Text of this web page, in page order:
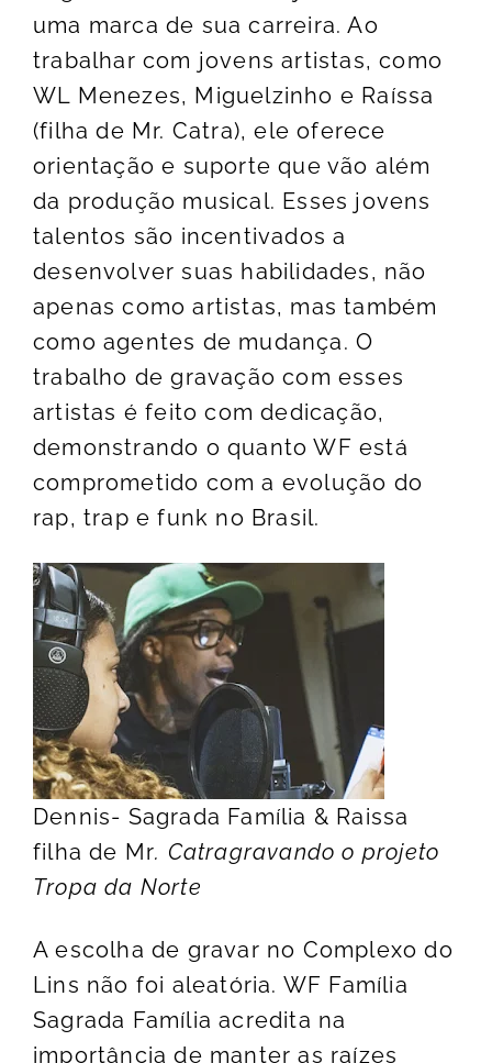
uma marca de sua carreira. Ao
trabalhar com jovens artistas, como
WL Menezes, Miguelzinho e Raíssa
(filha de Mr. Catra), ele oferece
orientação e suporte que vão além
da produção musical. Esses jovens
talentos são incentivados a
desenvolver suas habilidades, não
apenas como artistas, mas também
como agentes de mudança. O
trabalho de gravação com esses
artistas é feito com dedicação,
demonstrando o quanto WF está
comprometido com a evolução do
rap, trap e funk no Brasil.
Dennis- Sagrada Família & Raissa
filha de Mr. Catragravando o projeto
Tropa da Norte
A escolha de gravar no Complexo do
Lins não foi aleatória. WF Família
Sagrada Família acredita na
importância de manter as raízes